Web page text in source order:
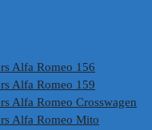
Alfa Romeo 156
Alfa Romeo 159
Alfa Romeo Crosswagen
Alfa Romeo Mito